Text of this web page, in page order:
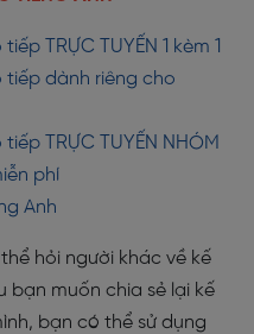
TRỰC TUYẾN 1 kèm 1
tiếp dành riêng cho
TRỰC TUYẾN NHÓM
phí
Anh
hỏi người khác về kế
bạn muốn chia sẻ lại kế
bạn có thể sử dụng